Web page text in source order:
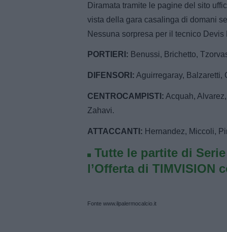
Diramata tramite le pagine del sito
vista della gara casalinga di domani
Nessuna sorpresa per il tecnico
PORTIERI: Benussi, Brichetto,
DIFENSORI: Aguirregaray, Balzaretti,
CENTROCAMPISTI: Acquah,
Zahavi.
ATTACCANTI: Hernandez, Miccoli,
Tutte le partite di
l’Offerta di TIMVISION
Fonte www.ilpalermocalcio.it